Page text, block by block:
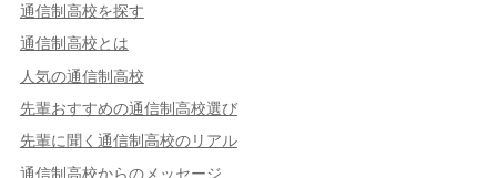
通信制高校を探す
通信制高校とは
人気の通信制高校
先輩おすすめの通信制高校選び
先輩に聞く通信制高校のリアル
通信制高校からのメッセージ